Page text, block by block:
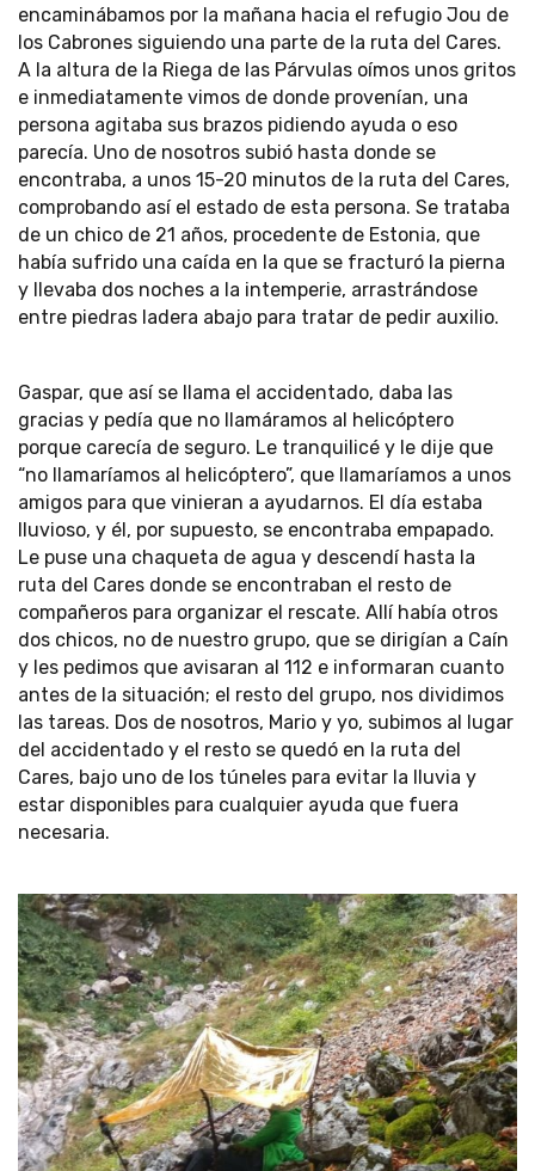
encaminábamos por la mañana hacia el refugio Jou de
los Cabrones siguiendo una parte de la ruta del Cares.
A la altura de la Riega de las Párvulas oímos unos gritos
e inmediatamente vimos de donde provenían, una
persona agitaba sus brazos pidiendo ayuda o eso
parecía. Uno de nosotros subió hasta donde se
encontraba, a unos 15-20 minutos de la ruta del Cares,
comprobando así el estado de esta persona. Se trataba
de un chico de 21 años, procedente de Estonia, que
había sufrido una caída en la que se fracturó la pierna
y llevaba dos noches a la intemperie, arrastrándose
entre piedras ladera abajo para tratar de pedir auxilio.
Gaspar, que así se llama el accidentado, daba las
gracias y pedía que no llamáramos al helicóptero
porque carecía de seguro. Le tranquilicé y le dije que
“no llamaríamos al helicóptero”, que llamaríamos a unos
amigos para que vinieran a ayudarnos. El día estaba
lluvioso, y él, por supuesto, se encontraba empapado.
Le puse una chaqueta de agua y descendí hasta la
ruta del Cares donde se encontraban el resto de
compañeros para organizar el rescate. Allí había otros
dos chicos, no de nuestro grupo, que se dirigían a Caín
y les pedimos que avisaran al 112 e informaran cuanto
antes de la situación; el resto del grupo, nos dividimos
las tareas. Dos de nosotros, Mario y yo, subimos al lugar
del accidentado y el resto se quedó en la ruta del
Cares, bajo uno de los túneles para evitar la lluvia y
estar disponibles para cualquier ayuda que fuera
necesaria.